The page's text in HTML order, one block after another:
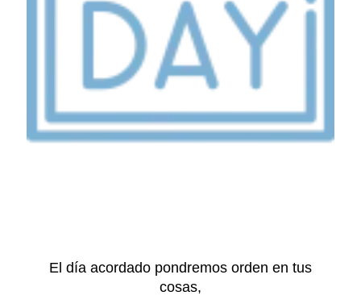
El día acordado pondremos orden en tus
cosas,